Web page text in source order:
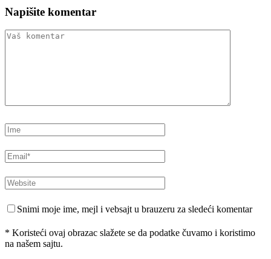
Napišite komentar
Snimi moje ime, mejl i vebsajt u brauzeru za sledeći komentar
* Koristeći ovaj obrazac slažete se da podatke čuvamo i koristimo
na našem sajtu.